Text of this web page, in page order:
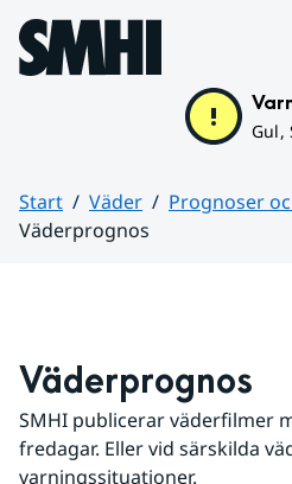
Hoppa till sidans innehåll
Gul,
Start Väder
Prognoser
Väderprognos
Väderprognos
SMHI publicerar väderfilmer
fredagar. Eller vid särskilda
varningssituationer.